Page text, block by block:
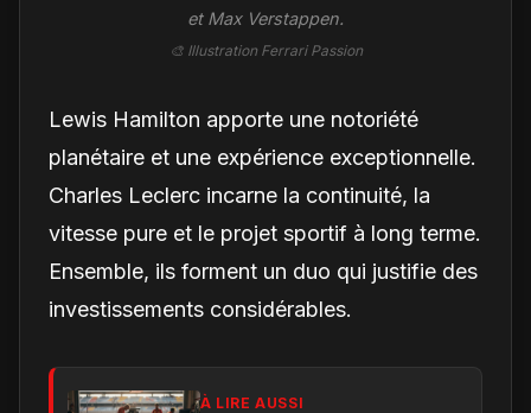
et Max Verstappen.
🎨 Illustration Ferrari Passion
Lewis Hamilton apporte une notoriété
planétaire et une expérience exceptionnelle.
Charles Leclerc incarne la continuité, la
vitesse pure et le projet sportif à long terme.
Ensemble, ils forment un duo qui justifie des
investissements considérables.
À LIRE AUSSI